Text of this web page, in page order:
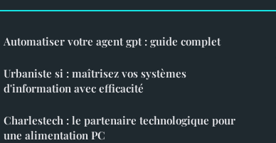
Automatiser votre agent gpt : guide complet
Urbaniste si : maîtrisez vos systèmes
d'information avec efficacité
Charlestech : le partenaire technologique pour
une alimentation PC